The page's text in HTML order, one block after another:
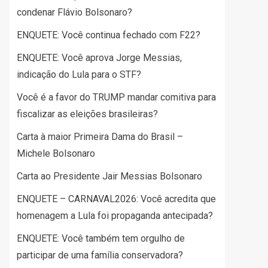
condenar Flávio Bolsonaro?
ENQUETE: Você continua fechado com F22?
ENQUETE: Você aprova Jorge Messias,
indicação do Lula para o STF?
Você é a favor do TRUMP mandar comitiva para
fiscalizar as eleições brasileiras?
Carta à maior Primeira Dama do Brasil –
Michele Bolsonaro
Carta ao Presidente Jair Messias Bolsonaro
ENQUETE – CARNAVAL2026: Você acredita que
homenagem a Lula foi propaganda antecipada?
ENQUETE: Você também tem orgulho de
participar de uma família conservadora?